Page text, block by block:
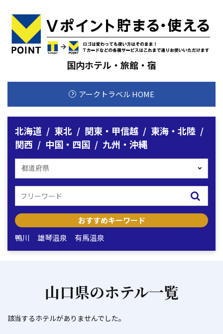
国内ホテル・旅館・宿
アークトラベル HOME
北海道 東北 関東・甲信越
東海・北陸
関西
中国・四国 九州・沖縄
おすすめキーワード
鴨川
雄琴温泉 有馬温泉
山口県のホテル一覧
該当するホテルがありませんでした。